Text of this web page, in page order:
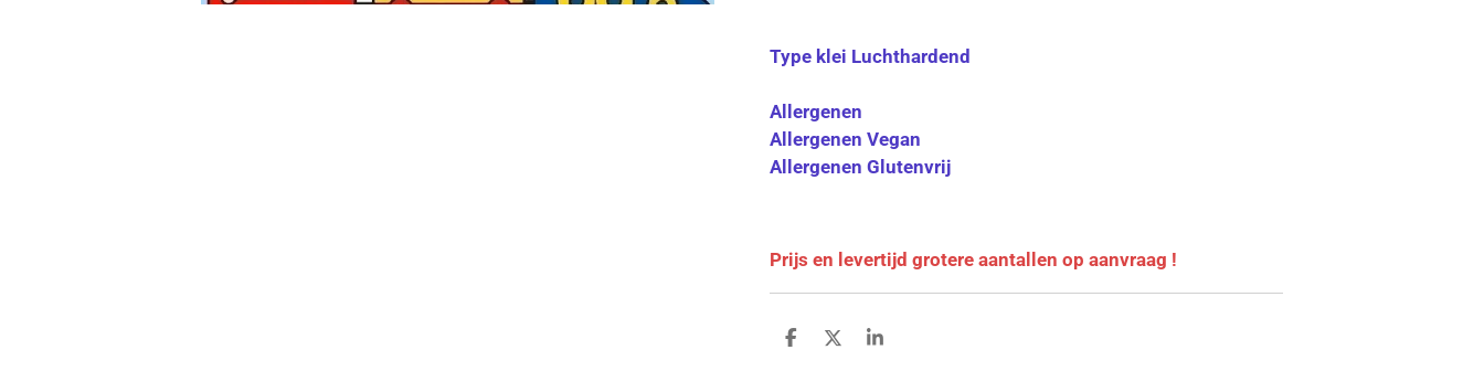
Type klei Luchthardend
Allergenen
Allergenen Vegan
Allergenen Glutenvrij
Prijs en levertijd grotere aantallen op aanvraag !
D
D
S